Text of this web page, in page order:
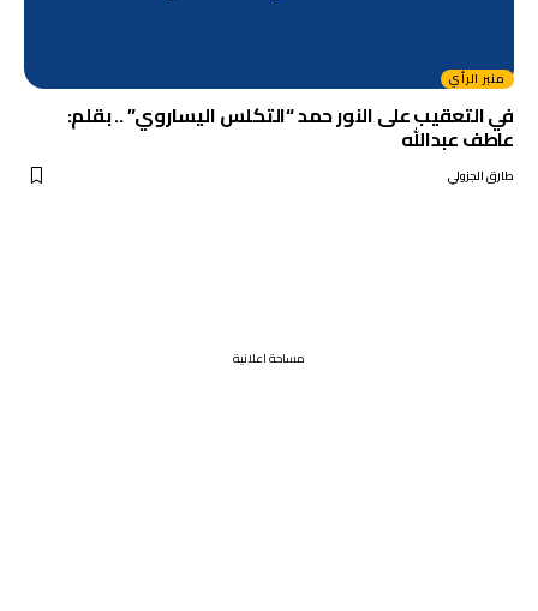
منبر الرأي
في التعقيب على النور حمد “التكلس اليساروي” .. بقلم:
عاطف عبدالله
طارق الجزولي
مساحة اعلانية